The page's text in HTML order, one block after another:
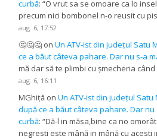
curbă: “O vrut sa se omoare ca lo
precum nici bombonel n-o reusit cu
aug. 6, 17:52
🤔🤔🤔 onUn ATV-ist din județul Satu
ce a băut câteva pahare. Dar nu s-a
mă dar să te plimbi cu șmecheria
aug. 6, 16:11
MGhiță onUn ATV-ist din județul
după ce a băut câteva pahare. Dar
curbă: “Dă-l in măsa,bine ca no
negresti este mână in mână cu acesti